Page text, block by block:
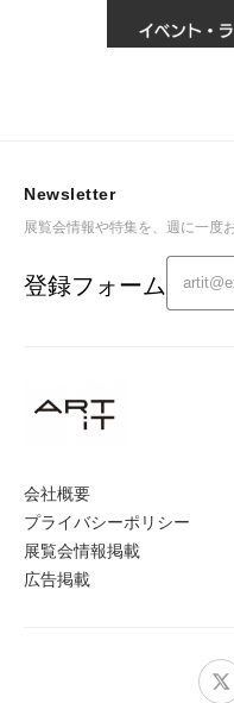
会社概要
プライバシーポリシー
展覧会情報掲載
広告掲載
Newsletter
展覧会情報や特集を、週に一度
登録フォーム